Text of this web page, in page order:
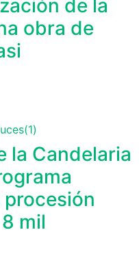
de la
obra de
la Candelaria
mil